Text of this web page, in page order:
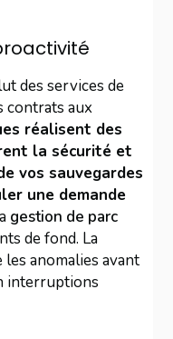
des services de
contrats aux
réalisent des
la sécurité et
vos sauvegardes
une demande
gestion de parc
de fond. La
anomalies avant
interruptions